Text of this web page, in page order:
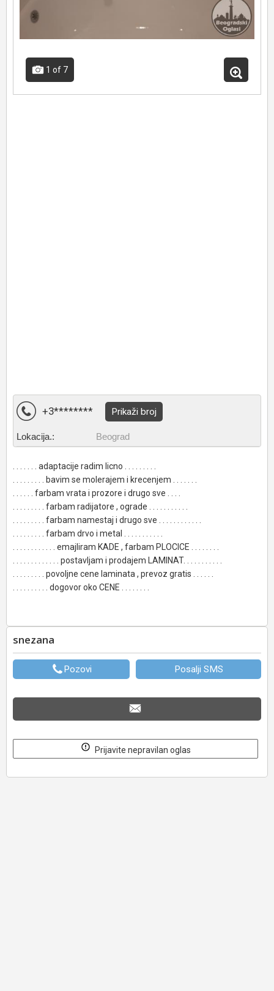
1 of 7
+3******** Prikaži broj
Lokacija.: Beograd
. . . . . . . adaptacije radim licno . . . . . . . . .
. . . . . . . . . bavim se molerajem i krecenjem . . . . . . .
. . . . . . farbam vrata i prozore i drugo sve . . . .
. . . . . . . . . farbam radijatore , ograde . . . . . . . . . . .
. . . . . . . . . farbam namestaj i drugo sve . . . . . . . . . . . .
. . . . . . . . . farbam drvo i metal . . . . . . . . . . .
. . . . . . . . . . . . emajliram KADE , farbam PLOCICE . . . . . . . .
. . . . . . . . . . . . . postavljam i prodajem LAMINAT. . . . . . . . . . .
. . . . . . . . . povoljne cene laminata , prevoz gratis . . . . . .
. . . . . . . . . . dogovor oko CENE . . . . . . . .
snezana
Pozovi Posalji SMS
Prijavite nepravilan oglas